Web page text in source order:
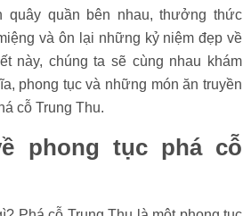
quây quần bên nhau, thưởng thức
và ôn lại những kỷ niệm đẹp về
này, chúng ta sẽ cùng nhau khám
phong tục và những món ăn truyền
cỗ Trung Thu.
phong tục phá cỗ